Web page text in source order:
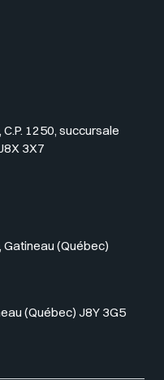
l'UQO
de l'UQO
1250, succursale
3X7
(Québec)
(Québec) J8Y 3G5